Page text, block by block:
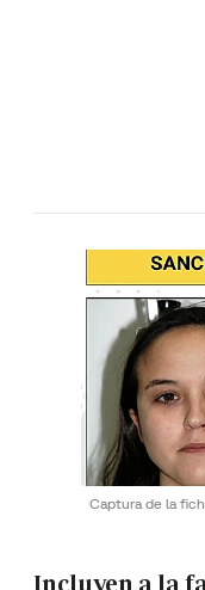
Captura de la
Incluyen a la